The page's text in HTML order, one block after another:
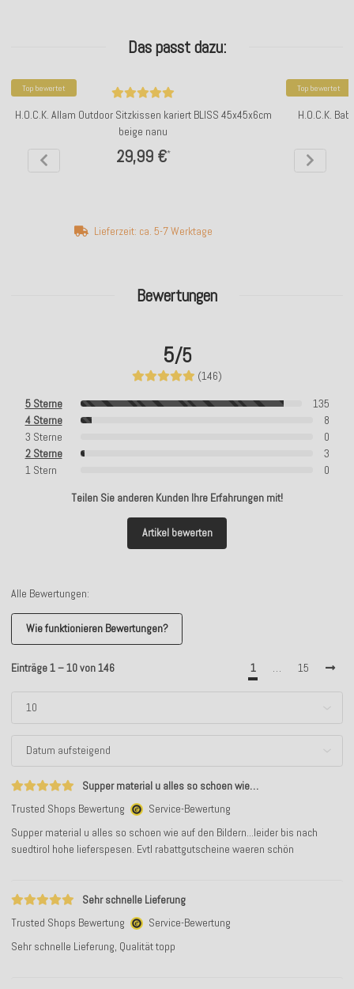
Bewertungen
5/5
(146)
5 Sterne
135
4 Sterne
8
3 Sterne
0
2 Sterne
3
1 Stern
0
Teilen Sie anderen Kunden Ihre Erfahrungen mit!
Artikel bewerten
Alle Bewertungen:
Wie funktionieren Bewertungen?
Einträge 1 – 10 von 146 1 … 15
Supper material u alles so schoen wie…
Trusted Shops Bewertung
Service-Bewertung
Supper material u alles so schoen wie auf den Bildern...leider bis nach
suedtirol hohe lieferspesen. Evtl rabattgutscheine waeren schön
Sehr schnelle Lieferung
Trusted Shops Bewertung
Service-Bewertung
Sehr schnelle Lieferung, Qualität topp
Das passt dazu:
Top bewertet
H.O.C.K. Allam Outdoor Sitzkissen kariert BLISS 45x45x6cm
beige nanu
29,99 €*
Lieferzeit: ca. 5-7 Werktage
Top bewertet
H.O.C.K.